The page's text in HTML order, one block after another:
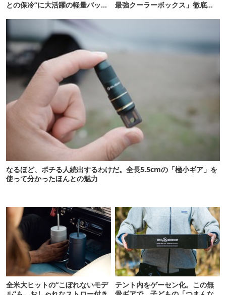
との保冷”に大活躍の軽量バッグ
最強クーラーボックス」徹底解
なるほど、ポチる人続出するわけだ。全長5.5cmの「極小ギア」を
使って分かったほんとの魅力
全米大ヒットの“こぼれないモデ
テント内をゲーセン化。この無